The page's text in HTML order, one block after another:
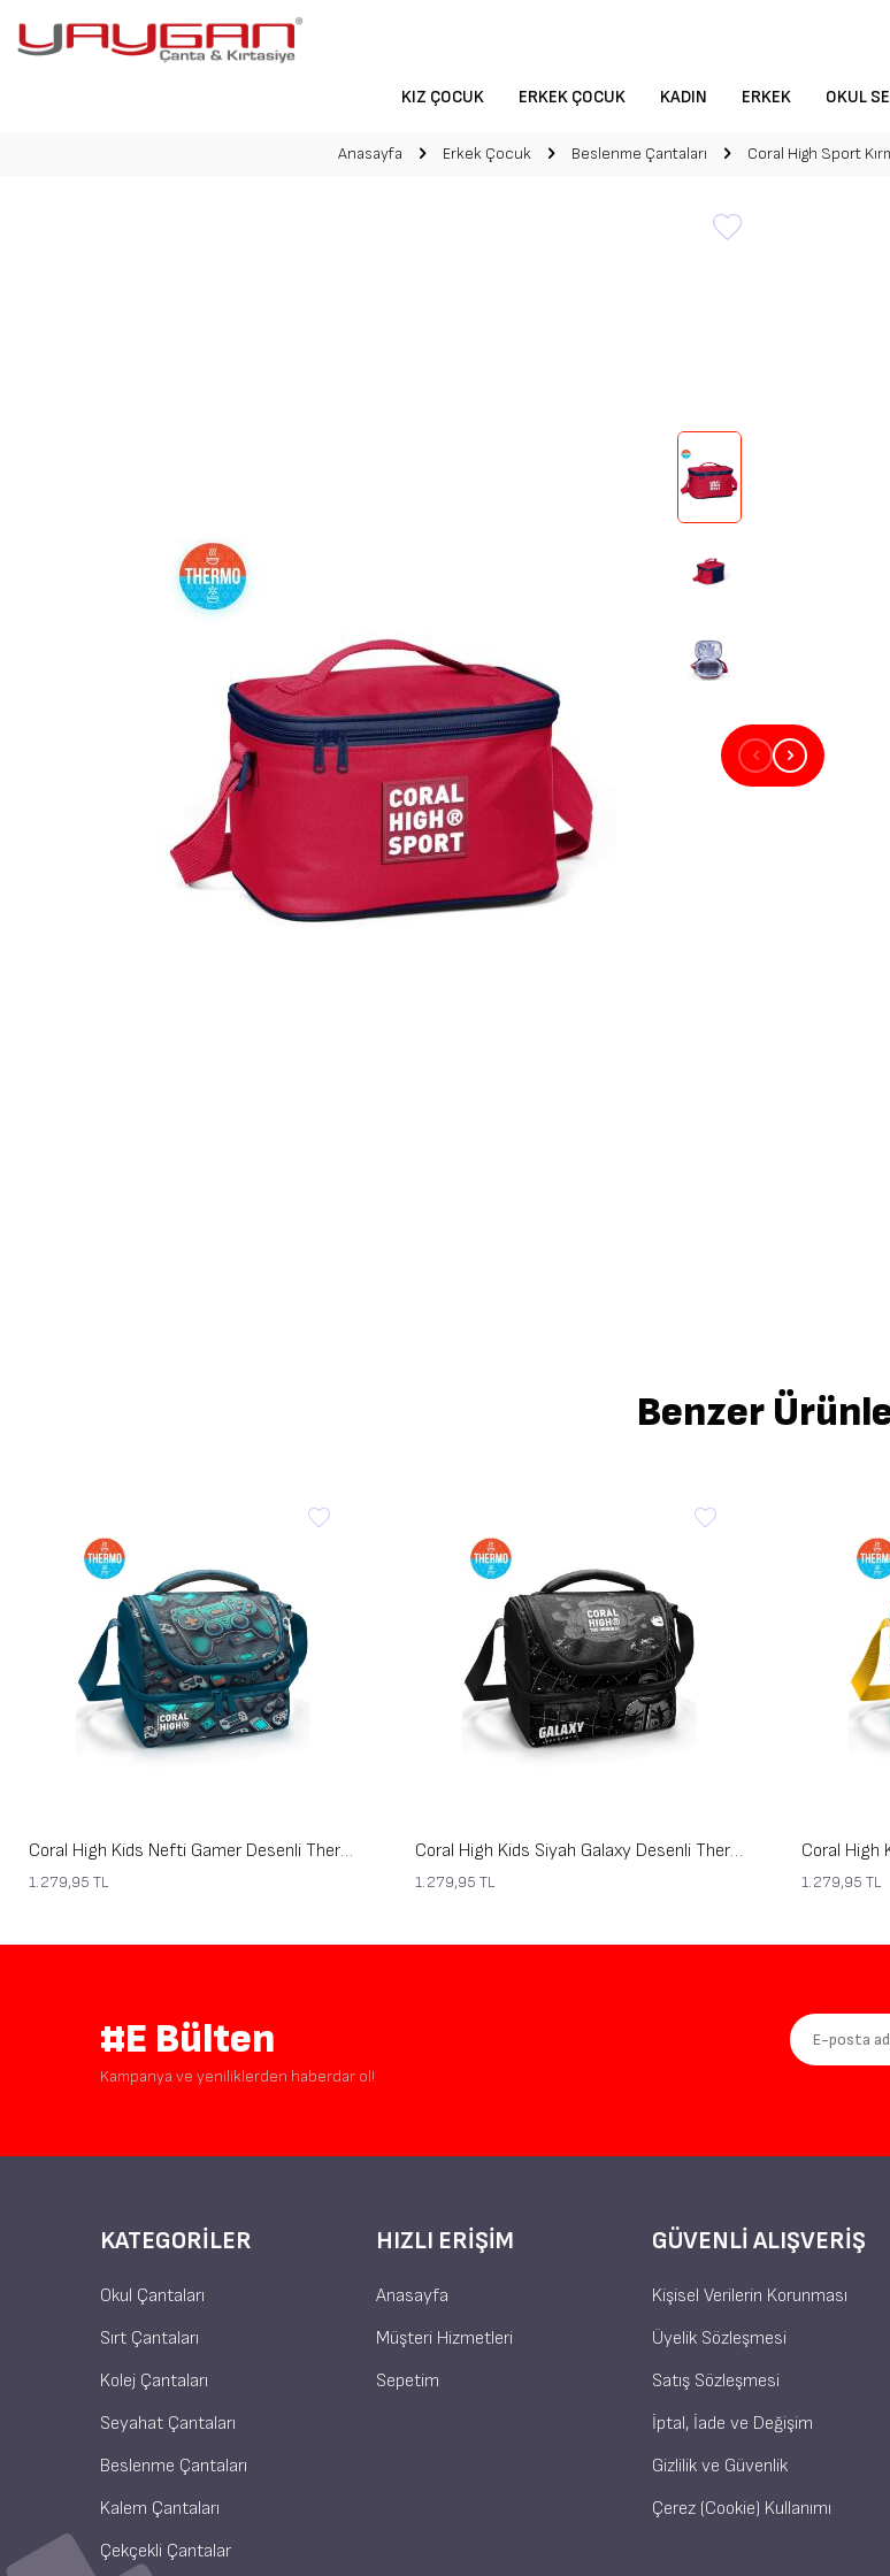
KIZ ÇOCUK ERKEK ÇOCUK KADIN ERKEK OKUL
Anasayfa Erkek Çocuk Beslenme Çantaları Coral High Sport
Benzer
Coral High Kids Nefti Gamer Desenli Thermo İki Katlı Beslenme Çantası 37220
1.279,95 TL
Coral High Kids Siyah Galaxy Desenli Thermo İki Katlı Beslenme Çantası 37219
1.279,95 TL 1.279,95 TL
#E Bülten
Kampanya ve yeniliklerden haberdar ol!
KATEGORILER
Okul Çantaları
Sırt Çantaları
Kolej Çantaları
Seyahat Çantaları
Beslenme Çantaları
Kalem Çantaları
Çekçekli Çantalar
HIZLI ERIŞIM
Anasayfa
Müşteri Hizmetleri
Sepetim
GÜVENLI ALIŞVERIŞ
Kişisel Verilerin Korunması
Üyelik Sözleşmesi
Satış Sözleşmesi
İptal, İade ve Değişim
Gizlilik ve Güvenlik
Çerez (Cookie) Kullanımı